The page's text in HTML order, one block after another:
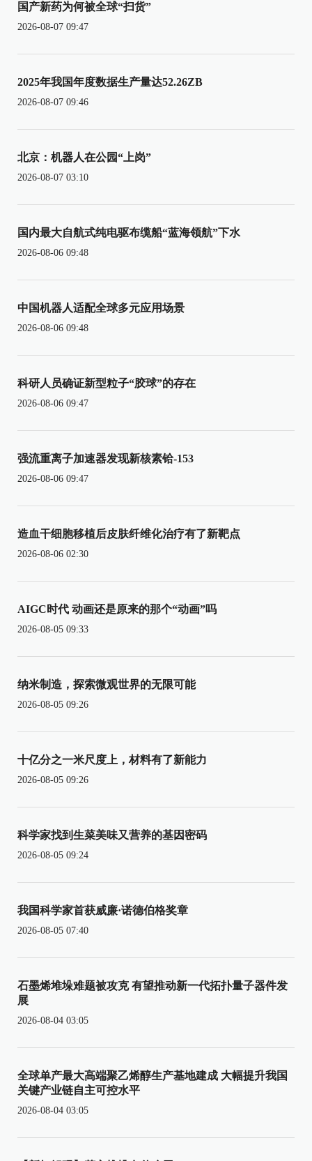
国产新药为何被全球“扫货”
2026-08-07 09:47
2025年我国年度数据生产量达52.26ZB
2026-08-07 09:46
北京：机器人在公园“上岗”
2026-08-07 03:10
国内最大自航式纯电驱布缆船“蓝海领航”下水
2026-08-06 09:48
中国机器人适配全球多元应用场景
2026-08-06 09:48
科研人员确证新型粒子“胶球”的存在
2026-08-06 09:47
强流重离子加速器发现新核素铪-153
2026-08-06 09:47
造血干细胞移植后皮肤纤维化治疗有了新靶点
2026-08-06 02:30
AIGC时代 动画还是原来的那个“动画”吗
2026-08-05 09:33
纳米制造，探索微观世界的无限可能
2026-08-05 09:26
十亿分之一米尺度上，材料有了新能力
2026-08-05 09:26
科学家找到生菜美味又营养的基因密码
2026-08-05 09:24
我国科学家首获威廉·诺德伯格奖章
2026-08-05 07:40
石墨烯堆垛难题被攻克 有望推动新一代拓扑量子器件发
展
2026-08-04 03:05
全球单产最大高端聚乙烯醇生产基地建成 大幅提升我国
关键产业链自主可控水平
2026-08-04 03:05